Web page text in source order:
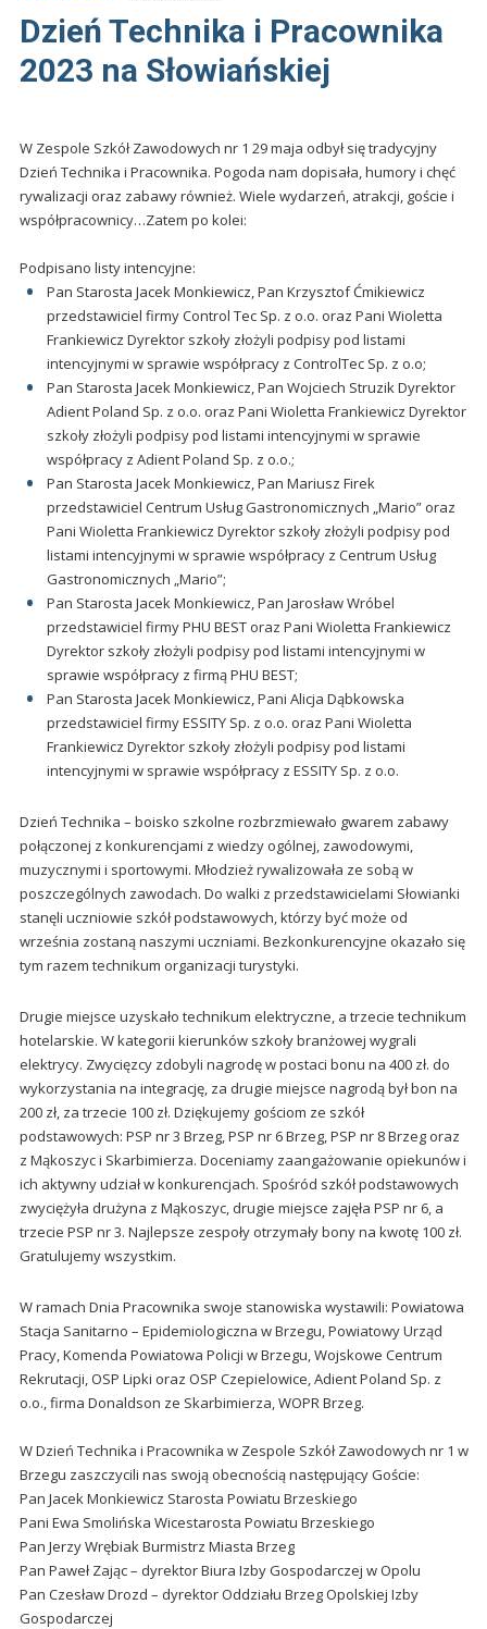
Dzień Technika i Pracownika
2023 na Słowiańskiej
W Zespole Szkół Zawodowych nr 1 29 maja odbył się tradycyjny
Dzień Technika i Pracownika. Pogoda nam dopisała, humory i chęć
rywalizacji oraz zabawy również. Wiele wydarzeń, atrakcji, goście i
współpracownicy…Zatem po kolei:
Podpisano listy intencyjne:
Pan Starosta Jacek Monkiewicz, Pan Krzysztof Ćmikiewicz
przedstawiciel firmy Control Tec Sp. z o.o. oraz Pani Wioletta
Frankiewicz Dyrektor szkoły złożyli podpisy pod listami
intencyjnymi w sprawie współpracy z ControlTec Sp. z o.o;
Pan Starosta Jacek Monkiewicz, Pan Wojciech Struzik Dyrektor
Adient Poland Sp. z o.o. oraz Pani Wioletta Frankiewicz Dyrektor
szkoły złożyli podpisy pod listami intencyjnymi w sprawie
współpracy z Adient Poland Sp. z o.o.;
Pan Starosta Jacek Monkiewicz, Pan Mariusz Firek
przedstawiciel Centrum Usług Gastronomicznych „Mario” oraz
Pani Wioletta Frankiewicz Dyrektor szkoły złożyli podpisy pod
listami intencyjnymi w sprawie współpracy z Centrum Usług
Gastronomicznych „Mario”;
Pan Starosta Jacek Monkiewicz, Pan Jarosław Wróbel
przedstawiciel firmy PHU BEST oraz Pani Wioletta Frankiewicz
Dyrektor szkoły złożyli podpisy pod listami intencyjnymi w
sprawie współpracy z firmą PHU BEST;
Pan Starosta Jacek Monkiewicz, Pani Alicja Dąbkowska
przedstawiciel firmy ESSITY Sp. z o.o. oraz Pani Wioletta
Frankiewicz Dyrektor szkoły złożyli podpisy pod listami
intencyjnymi w sprawie współpracy z ESSITY Sp. z o.o.
Dzień Technika – boisko szkolne rozbrzmiewało gwarem zabawy
połączonej z konkurencjami z wiedzy ogólnej, zawodowymi,
muzycznymi i sportowymi. Młodzież rywalizowała ze sobą w
poszczególnych zawodach. Do walki z przedstawicielami Słowianki
stanęli uczniowie szkół podstawowych, którzy być może od
września zostaną naszymi uczniami. Bezkonkurencyjne okazało się
tym razem technikum organizacji turystyki.
Drugie miejsce uzyskało technikum elektryczne, a trzecie technikum
hotelarskie. W kategorii kierunków szkoły branżowej wygrali
elektrycy. Zwycięzcy zdobyli nagrodę w postaci bonu na 400 zł. do
wykorzystania na integrację, za drugie miejsce nagrodą był bon na
200 zł, za trzecie 100 zł. Dziękujemy gościom ze szkół
podstawowych: PSP nr 3 Brzeg, PSP nr 6 Brzeg, PSP nr 8 Brzeg oraz
z Mąkoszyc i Skarbimierza. Doceniamy zaangażowanie opiekunów i
ich aktywny udział w konkurencjach. Spośród szkół podstawowych
zwyciężyła drużyna z Mąkoszyc, drugie miejsce zajęła PSP nr 6, a
trzecie PSP nr 3. Najlepsze zespoły otrzymały bony na kwotę 100 zł.
Gratulujemy wszystkim.
W ramach Dnia Pracownika swoje stanowiska wystawili: Powiatowa
Stacja Sanitarno – Epidemiologiczna w Brzegu, Powiatowy Urząd
Pracy, Komenda Powiatowa Policji w Brzegu, Wojskowe Centrum
Rekrutacji, OSP Lipki oraz OSP Czepielowice, Adient Poland Sp. z
o.o., firma Donaldson ze Skarbimierza, WOPR Brzeg.
W Dzień Technika i Pracownika w Zespole Szkół Zawodowych nr 1 w
Brzegu zaszczycili nas swoją obecnością następujący Goście:
Pan Jacek Monkiewicz Starosta Powiatu Brzeskiego
Pani Ewa Smolińska Wicestarosta Powiatu Brzeskiego
Pan Jerzy Wrębiak Burmistrz Miasta Brzeg
Pan Paweł Zając – dyrektor Biura Izby Gospodarczej w Opolu
Pan Czesław Drozd – dyrektor Oddziału Brzeg Opolskiej Izby
Gospodarczej